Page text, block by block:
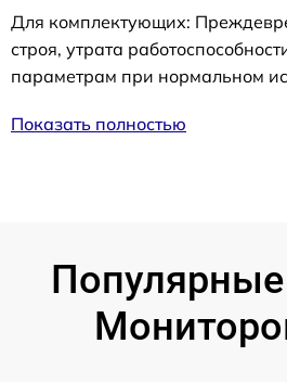
Для комплектующих:
строя, утрата
параметрам при нормальном
Показать полностью